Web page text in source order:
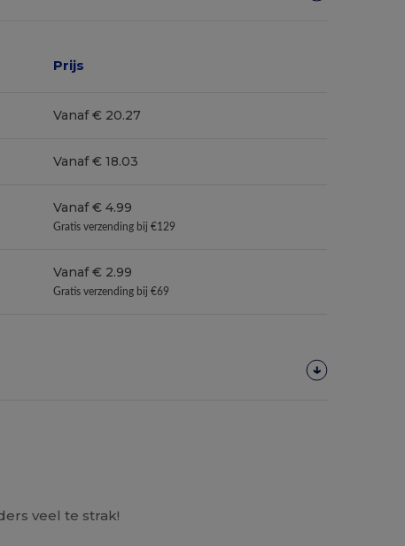
Prijs
Vanaf € 20.27
Vanaf € 18.03
Vanaf € 4.99
Gratis verzending bij €129
Vanaf € 2.99
Gratis verzending bij €69
veel te strak!